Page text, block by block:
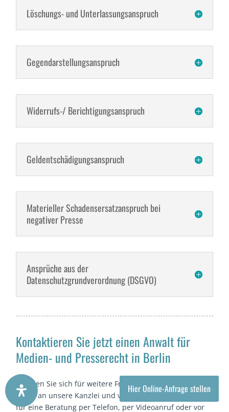
Hier Online-Anfrage stellen
Löschungs- und Unterlassungsanspruch
Gegendarstellungsanspruch
Widerrufs-/ Berichtigungsanspruch
Geldentschädigungsanspruch
Materieller Schadensersatzanspruch bei
negativer Presse
Ansprüche aus der
Datenschutzgrundverordnung (DSGVO)
Kontaktieren Sie jetzt einen Anwalt für
Medien- und Presserecht in Berlin
Wenden Sie sich für weitere Fragen und Rechtsfragen
gerne an unsere Kanzlei und vereinbaren einen Termin
für eine Beratung per Telefon, per Videoanruf oder vor